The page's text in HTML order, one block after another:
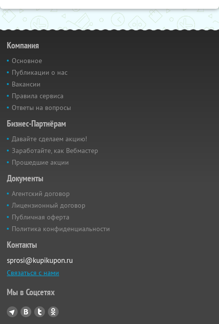
Компания
Основное
Публикации о нас
Вакансии
Правила сервиса
Ответы на вопросы
Бизнес-Партнёрам
Давайте сделаем акцию!
Заработайте, как Вебмастер
Прошедшие акции
Документы
Агентский договор
Лицензионный договор
Публичная оферта
Политика конфиденциальности
Контакты
sprosi@kupikupon.ru
Связаться с нами
Мы в Соцсетях